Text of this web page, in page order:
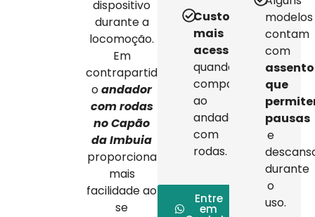
dispositivo
durante a
locomoção.
Em
contrapartida,
oandador
com rodas
no Capão
da Imbuia
proporciona
mais
facilidade ao
se
Custo
mais
acessível
quando
comparado
ao
andador
com
rodas.
Entre
em
modelos
contam
com
que
pausas
e
durante
o
uso.